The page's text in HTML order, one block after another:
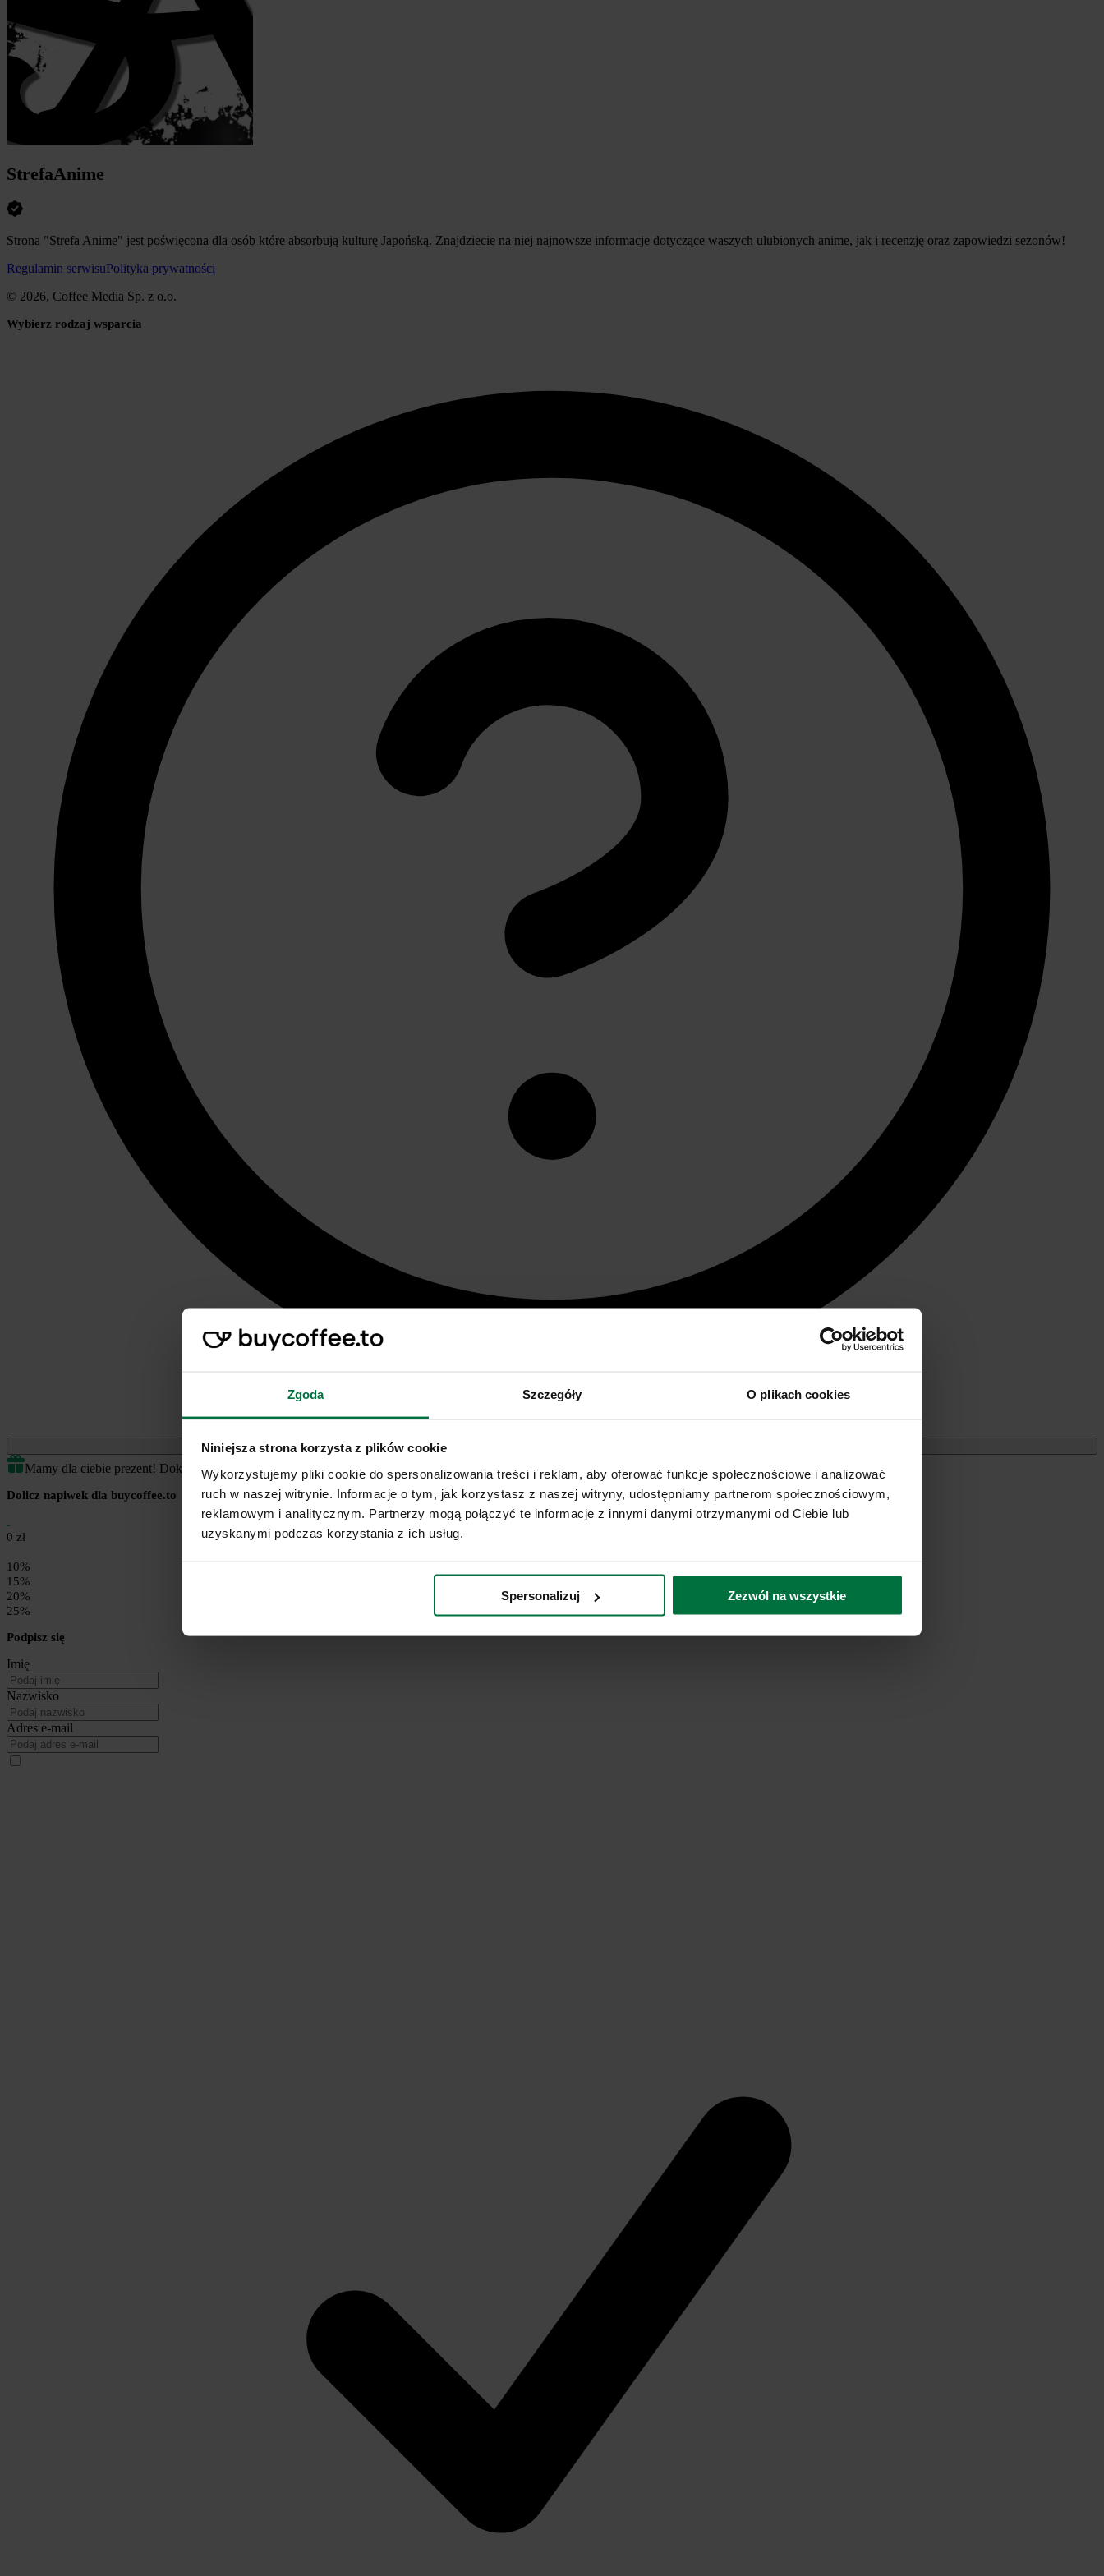
Zgoda Szczegóły O plikach cookies
Niniejsza strona korzysta z plików cookie
Wykorzystujemy pliki cookie do spersonalizowania treści i reklam, aby oferować funkcje społecznościowe i analizować
ruch w naszej witrynie. Informacje o tym, jak korzystasz z naszej witryny, udostępniamy partnerom społecznościowym,
reklamowym i analitycznym. Partnerzy mogą połączyć te informacje z innymi danymi otrzymanymi od Ciebie lub
uzyskanymi podczas korzystania z ich usług.
Spersonalizuj Zezwól na wszystkie
StrefaAnime
Strona "Strefa Anime" jest poświęcona dla osób które absorbują kulturę Japońską. Znajdziecie na niej najnowsze informacje dotyczące waszych ulubionych anime, jak i recenzję oraz zapowiedzi sezonów!
Regulamin serwisuPolityka prywatności
© 2026, Coffee Media Sp. z o.o.
Wybierz rodzaj wsparcia
Jednorazowe
Mamy dla ciebie prezent! Dokończ transakcję by odblokować.
Dolicz napiwek dla buycoffee.to
0 zł
10%
15%
20%
25%
Podpisz się
Imię
Nazwisko
Adres e-mail